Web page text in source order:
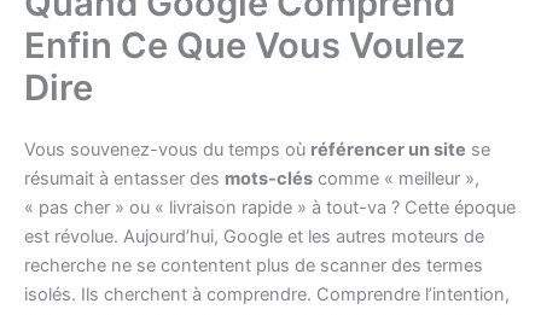
Enfin Ce Que Vous Voulez
Dire
Vous souvenez-vous du temps où référencer un site se
résumait à entasser des mots-clés comme « meilleur »,
« pas cher » ou « livraison rapide » à tout-va ? Cette époque
est révolue. Aujourd’hui, Google et les autres moteurs de
recherche ne se contentent plus de scanner des termes
isolés. Ils cherchent à comprendre. Comprendre l’intention,